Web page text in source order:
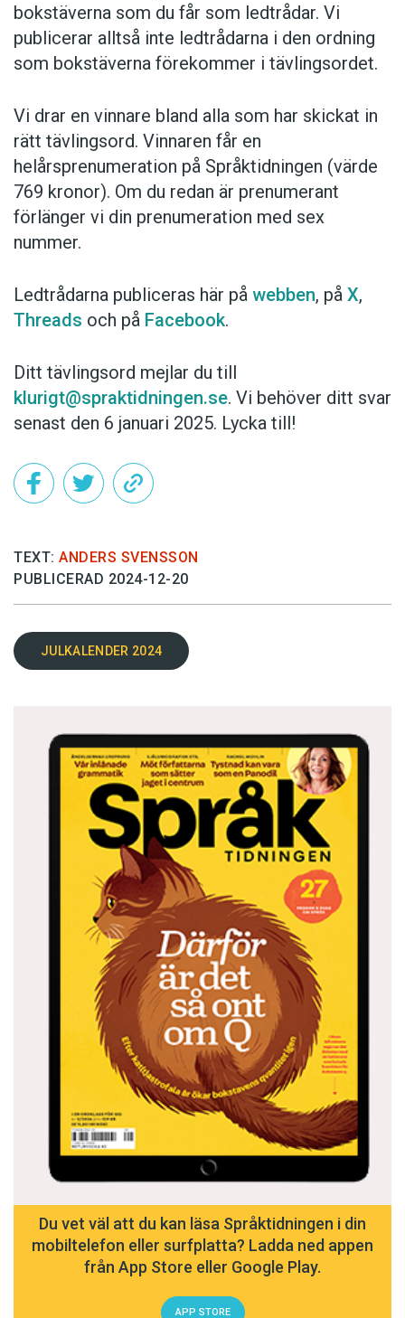
bokstäverna som du får som ledtrådar. Vi
publicerar alltså inte ledtrådarna i den ordning
som bokstäverna förekommer i tävlingsordet.
Vi drar en vinnare bland alla som har skickat in
rätt tävlingsord. Vinnaren får en
helårsprenumeration på Språktidningen (värde
769 kronor). Om du redan är prenumerant
förlänger vi din prenumeration med sex
nummer.
Ledtrådarna publiceras här på webben, på X,
Threads och på Facebook.
Ditt tävlingsord mejlar du till
klurigt@spraktidningen.se. Vi behöver ditt svar
senast den 6 januari 2025. Lycka till!
TEXT: ANDERS SVENSSON
PUBLICERAD 2024-12-20
JULKALENDER 2024
Du vet väl att du kan läsa Språktidningen i din
mobiltelefon eller surfplatta? Ladda ned appen
från App Store eller Google Play.
APP STORE